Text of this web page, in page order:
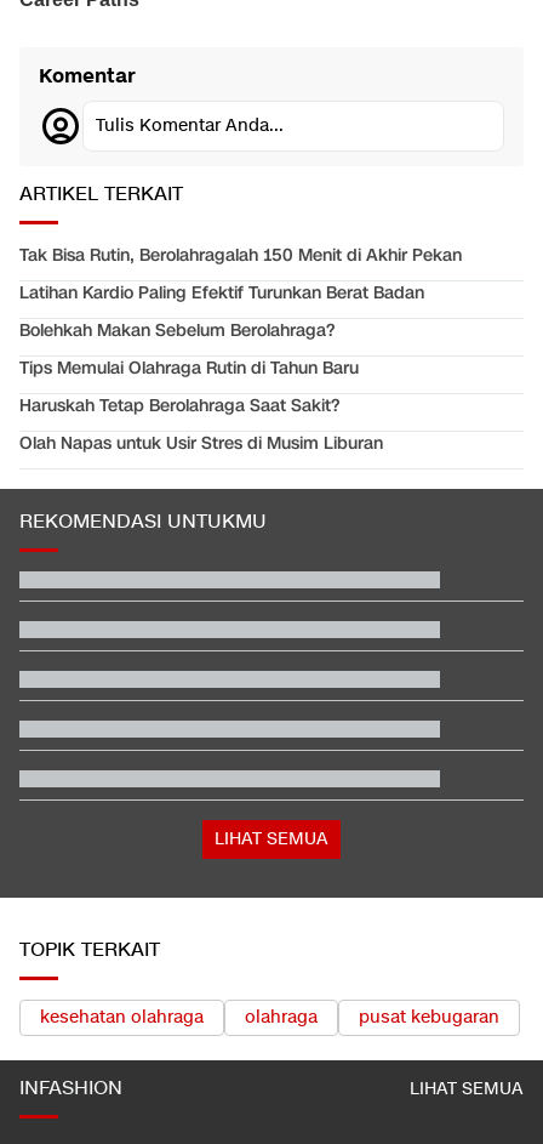
Komentar
Tulis Komentar Anda...
ARTIKEL TERKAIT
Tak Bisa Rutin, Berolahragalah 150 Menit di Akhir Pekan
Latihan Kardio Paling Efektif Turunkan Berat Badan
Bolehkah Makan Sebelum Berolahraga?
Tips Memulai Olahraga Rutin di Tahun Baru
Haruskah Tetap Berolahraga Saat Sakit?
Olah Napas untuk Usir Stres di Musim Liburan
REKOMENDASI UNTUKMU
LIHAT SEMUA
TOPIK TERKAIT
kesehatan olahraga olahraga pusat kebugaran
INFASHION LIHAT SEMUA